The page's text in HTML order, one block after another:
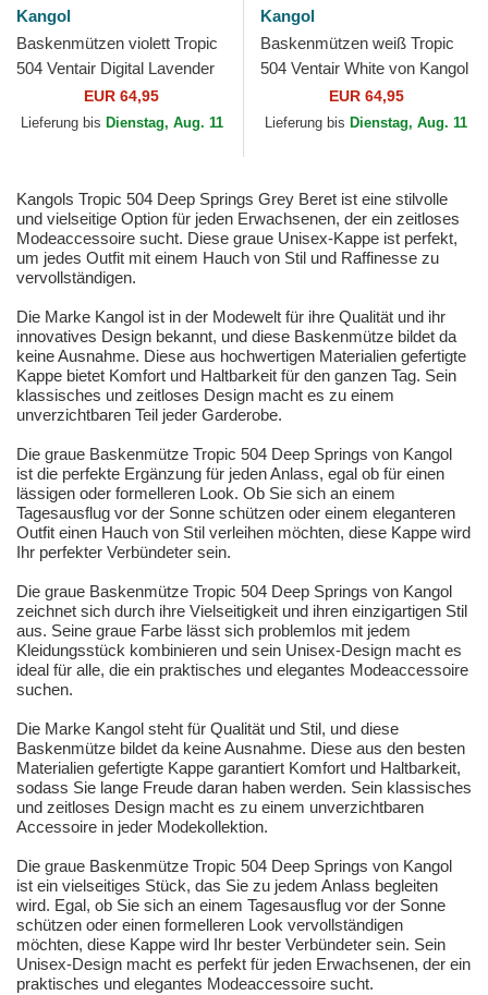
Kangol
Baskenmützen violett Tropic
504 Ventair Digital Lavender
von KangolEUR 64,95
Lieferung bis Dienstag, Aug. 11
Kangol
Baskenmützen weiß Tropic
504 Ventair White von Kangol
EUR 64,95
Lieferung bis Dienstag, Aug. 11
Kangols Tropic 504 Deep Springs Grey Beret ist eine stilvolle
und vielseitige Option für jeden Erwachsenen, der ein zeitloses
Modeaccessoire sucht. Diese graue Unisex-Kappe ist perfekt,
um jedes Outfit mit einem Hauch von Stil und Raffinesse zu
vervollständigen.
Die Marke Kangol ist in der Modewelt für ihre Qualität und ihr
innovatives Design bekannt, und diese Baskenmütze bildet da
keine Ausnahme. Diese aus hochwertigen Materialien gefertigte
Kappe bietet Komfort und Haltbarkeit für den ganzen Tag. Sein
klassisches und zeitloses Design macht es zu einem
unverzichtbaren Teil jeder Garderobe.
Die graue Baskenmütze Tropic 504 Deep Springs von Kangol
ist die perfekte Ergänzung für jeden Anlass, egal ob für einen
lässigen oder formelleren Look. Ob Sie sich an einem
Tagesausflug vor der Sonne schützen oder einem eleganteren
Outfit einen Hauch von Stil verleihen möchten, diese Kappe wird
Ihr perfekter Verbündeter sein.
Die graue Baskenmütze Tropic 504 Deep Springs von Kangol
zeichnet sich durch ihre Vielseitigkeit und ihren einzigartigen Stil
aus. Seine graue Farbe lässt sich problemlos mit jedem
Kleidungsstück kombinieren und sein Unisex-Design macht es
ideal für alle, die ein praktisches und elegantes Modeaccessoire
suchen.
Die Marke Kangol steht für Qualität und Stil, und diese
Baskenmütze bildet da keine Ausnahme. Diese aus den besten
Materialien gefertigte Kappe garantiert Komfort und Haltbarkeit,
sodass Sie lange Freude daran haben werden. Sein klassisches
und zeitloses Design macht es zu einem unverzichtbaren
Accessoire in jeder Modekollektion.
Die graue Baskenmütze Tropic 504 Deep Springs von Kangol
ist ein vielseitiges Stück, das Sie zu jedem Anlass begleiten
wird. Egal, ob Sie sich an einem Tagesausflug vor der Sonne
schützen oder einen formelleren Look vervollständigen
möchten, diese Kappe wird Ihr bester Verbündeter sein. Sein
Unisex-Design macht es perfekt für jeden Erwachsenen, der ein
praktisches und elegantes Modeaccessoire sucht.